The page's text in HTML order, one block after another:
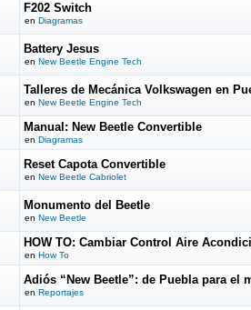
F202 Switch
en Diagramas
Battery Jesus
en New Beetle Engine Tech
Talleres de Mecánica Volkswagen en
en New Beetle Engine Tech
Manual: New Beetle Convertible
en Diagramas
Reset Capota Convertible
en New Beetle Cabriolet
Monumento del Beetle
en New Beetle
HOW TO: Cambiar Control Aire
en How To
Adiós “New Beetle”: de Puebla para el
en Reportajes